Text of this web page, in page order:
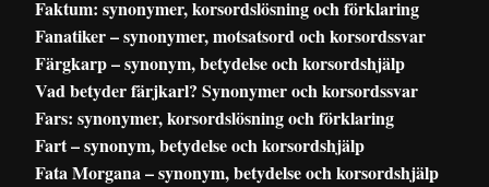
Faktum: synonymer, korsordslösning och förklaring
Fanatiker – synonymer, motsatsord och korsordssvar
Färgkarp – synonym, betydelse och korsordshjälp
Vad betyder färjkarl? Synonymer och korsordssvar
Fars: synonymer, korsordslösning och förklaring
Fart – synonym, betydelse och korsordshjälp
Fata Morgana – synonym, betydelse och korsordshjälp